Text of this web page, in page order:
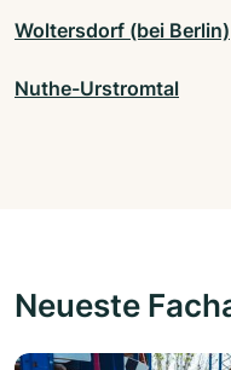
Woltersdorf (bei Berlin)
Nuthe-Urstromtal
Neueste